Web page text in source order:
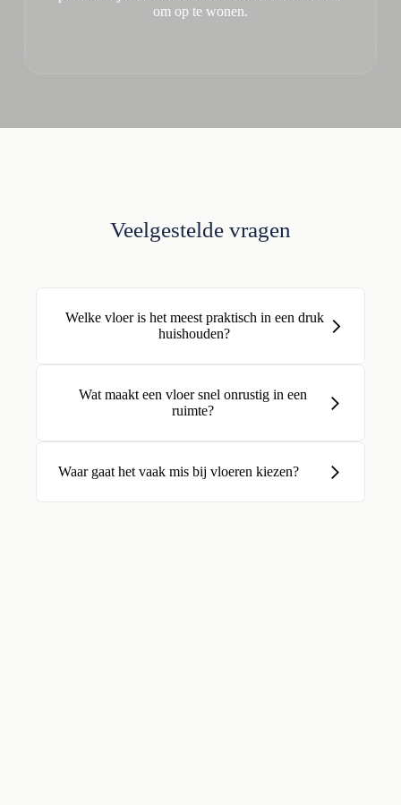
om op te wonen.
Veelgestelde vragen
Welke vloer is het meest praktisch in een druk
huishouden?
Wat maakt een vloer snel onrustig in een
ruimte?
Waar gaat het vaak mis bij vloeren kiezen?